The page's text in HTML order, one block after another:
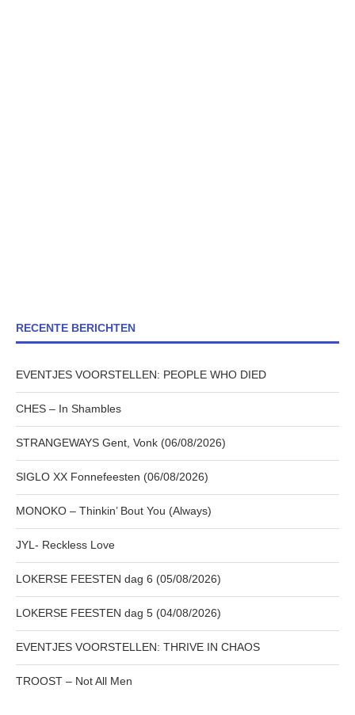
RECENTE BERICHTEN
EVENTJES VOORSTELLEN: PEOPLE WHO DIED
CHES – In Shambles
STRANGEWAYS Gent, Vonk (06/08/2026)
SIGLO XX Fonnefeesten (06/08/2026)
MONOKO – Thinkin’ Bout You (Always)
JYL- Reckless Love
LOKERSE FEESTEN dag 6 (05/08/2026)
LOKERSE FEESTEN dag 5 (04/08/2026)
EVENTJES VOORSTELLEN: THRIVE IN CHAOS
TROOST – Not All Men